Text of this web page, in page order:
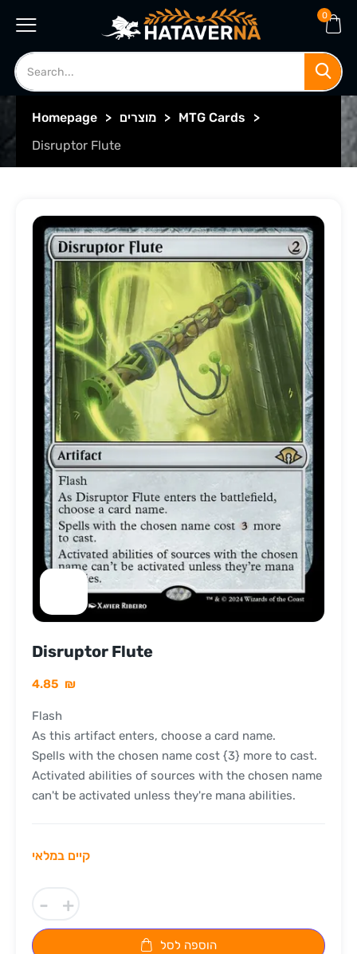
0
Homepage > מוצרים > MTG Cards
>
Disruptor Flute
Disruptor Flute
4.85 ₪
Flash
As this artifact enters, choose a card name.
Spells with the chosen name cost {3} more to cast.
Activated abilities of sources with the chosen name
can't be activated unless they're mana abilities.
קיים במלאי
- +
הוספה לסל